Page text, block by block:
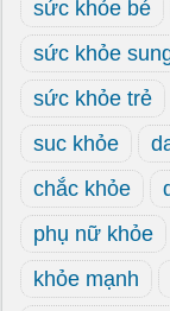
sức khỏe bé
sức khỏe
sức khỏe trẻ
suc khỏe
chắc khỏe
phụ nữ khỏe
khỏe mạnh